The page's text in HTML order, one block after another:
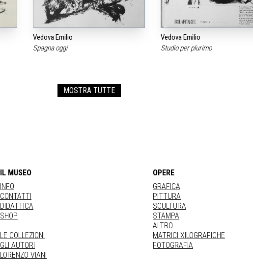
Vedova Emilio
Spagna oggi
Vedova Emilio
Studio per plurimo
MOSTRA TUTTE
IL MUSEO
INFO
CONTATTI
DIDATTICA
SHOP
LE COLLEZIONI
GLI AUTORI
LORENZO VIANI
OPERE
GRAFICA
PITTURA
SCULTURA
STAMPA
ALTRO
MATRICI XILOGRAFICHE
FOTOGRAFIA